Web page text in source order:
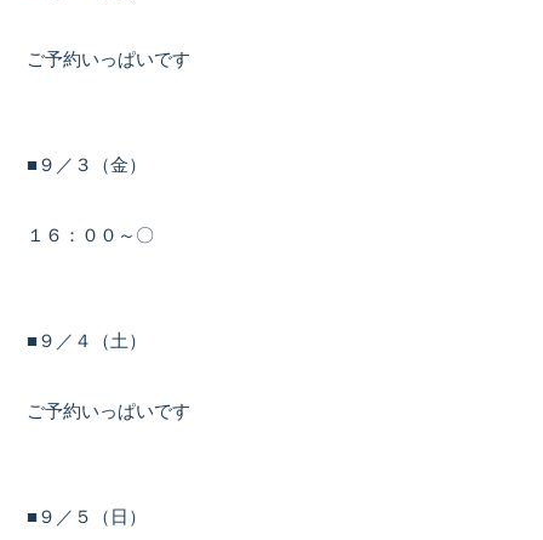
ご予約いっぱいです
■９／３（金）
１６：００～〇
■９／４（土）
ご予約いっぱいです
■９／５（日）